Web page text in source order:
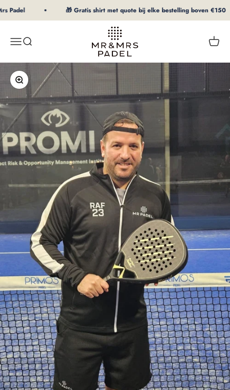
Naar inhoud
Padel 🎁 Gratis shirt met quote bij elke bestelling boven €150
MenuZoeken
mrpadel.com
In-/uitzoomen